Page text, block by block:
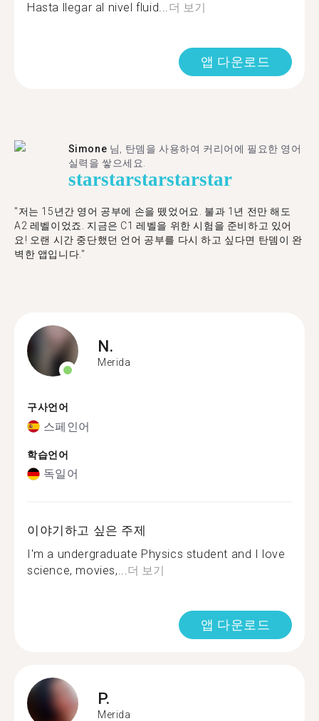
Hasta llegar al nivel fluid...더 보기
앱 다운로드
Simone 님, 탄뎀을 사용하여 커리어에 필요한 영어
실력을 쌓으세요.
starstarstarstarstar
"저는 15년간 영어 공부에 손을 뗐었어요. 불과 1년 전만 해도
A2 레벨이었죠. 지금은 C1 레벨을 위한 시험을 준비하고 있어
요! 오랜 시간 중단했던 언어 공부를 다시 하고 싶다면 탄뎀이 완
벽한 앱입니다."
N.
Merida
구사언어
스페인어
학습언어
독일어
이야기하고 싶은 주제
I'm a undergraduate Physics student and I love
science, movies,...더 보기
앱 다운로드
P.
Merida